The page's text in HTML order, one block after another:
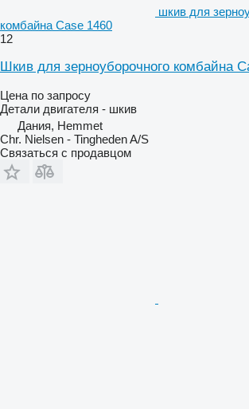
шкив для
комбайна Case 1460
12
Шкив для зерноуборочного комбайна
Цена по запросу
Детали двигателя - шкив
Дания, Hemmet
Chr. Nielsen - Tingheden A/S
Связаться с продавцом